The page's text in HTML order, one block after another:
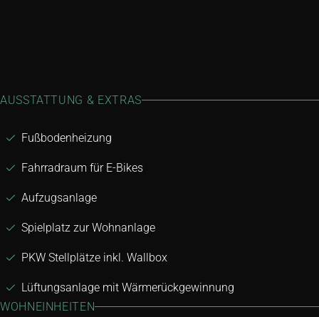
AUSSTATTUNG & EXTRAS
Fußbodenheizung
Fahrradraum für E-Bikes
Aufzugsanlage
Spielplatz zur Wohnanlage
PKW Stellplätze inkl. Wallbox
Lüftungsanlage mit Wärmerückgewinnung
WOHNEINHEITEN